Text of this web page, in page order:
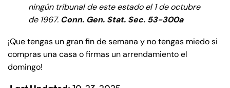
ningún tribunal de este estado el 1 de octubre
de 1967. Conn. Gen. Stat. Sec. 53-300a
¡Que tengas un gran fin de semana y no tengas miedo si
compras una casa o firmas un arrendamiento el
domingo!